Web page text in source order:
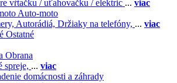
vŕtačku / uťahovačku / elektric ... viac
Auto-moto
Autorádiá, Držiaky na telefóny, ... viac
Ostatné
Obrana
spreje, ... viac
domácnosti a záhrady